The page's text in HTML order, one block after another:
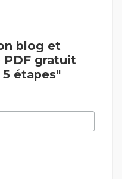
blog et
PDF gratuit
5 étapes"